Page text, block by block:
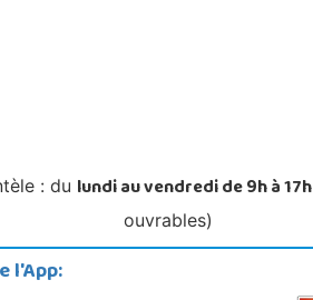
: du lundi au vendredi de 9h à 17h
ouvrables)
l'App: